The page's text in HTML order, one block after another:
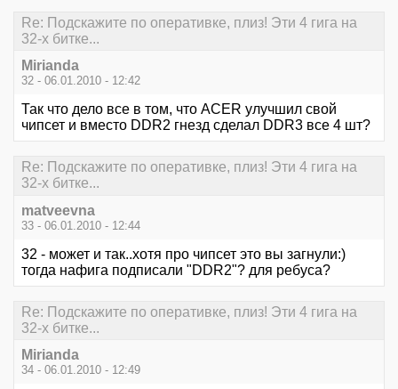
Re: Подскажите по оперативке, плиз! Эти 4 гига на
32-х битке...
Mirianda
32 - 06.01.2010 - 12:42
Так что дело все в том, что ACER улучшил свой
чипсет и вместо DDR2 гнезд сделал DDR3 все 4 шт?
Re: Подскажите по оперативке, плиз! Эти 4 гига на
32-х битке...
matveevna
33 - 06.01.2010 - 12:44
32 - может и так..хотя про чипсет это вы загнули:)
тогда нафига подписали "DDR2"? для ребуса?
Re: Подскажите по оперативке, плиз! Эти 4 гига на
32-х битке...
Mirianda
34 - 06.01.2010 - 12:49